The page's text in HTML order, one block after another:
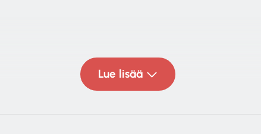
Lue lisää